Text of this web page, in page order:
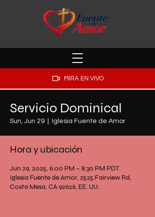
MIRA EN VIVO
Servicio Dominical
Sun, Jun 29 Iglesia Fuente de Amor
Hora y ubicación
Jun 29, 2025, 6:00 PM – 8:30 PM PDT
Iglesia Fuente de Amor, 2525 Fairview Rd,
Costa Mesa, CA 92626, EE. UU.